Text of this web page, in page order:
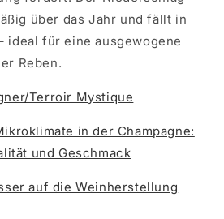
über das Jahr und fällt in
ideal für eine ausgewogene
Reben.
Terroir Mystique
in der Champagne:
und Geschmack
auf die Weinherstellung